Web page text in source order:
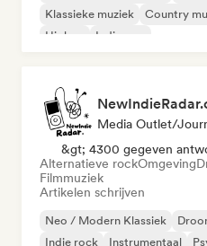
Klassieke muziek
Country
Hiphop
Indie pop
Media Outlet/
&gt; 4300 gegeven
Alternatieve rockOmgeving
Filmmuziek
Artikelen schrijven
Neo / Modern Klassiek
Indie rock
Instrumentaal